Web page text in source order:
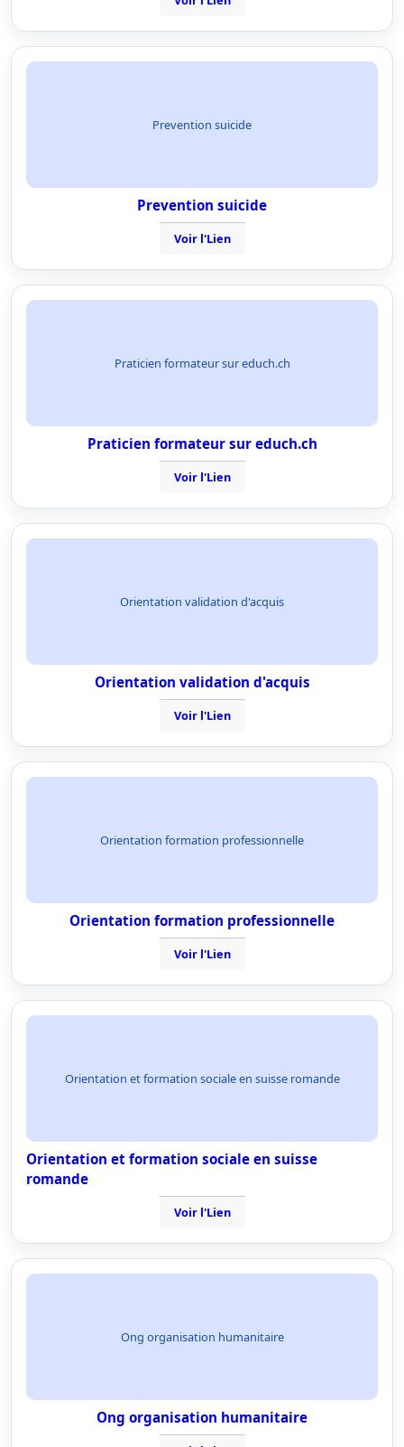
Prevention suicide
Prevention suicide
Voir l'Lien
Praticien formateur sur educh.ch
Praticien formateur sur educh.ch
Voir l'Lien
Orientation validation d'acquis
Orientation validation d'acquis
Voir l'Lien
Orientation formation professionnelle
Orientation formation professionnelle
Voir l'Lien
Orientation et formation sociale en suisse romande
Orientation et formation sociale en suisse
romande
Voir l'Lien
Ong organisation humanitaire
Ong organisation humanitaire